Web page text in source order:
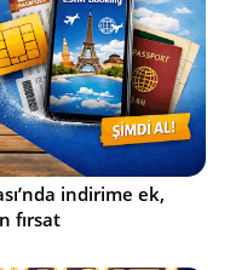
indirime ek,
fırsat